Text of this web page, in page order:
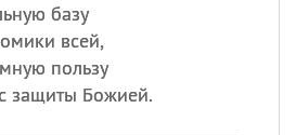
базу
всей,
пользу
защиты Божией.